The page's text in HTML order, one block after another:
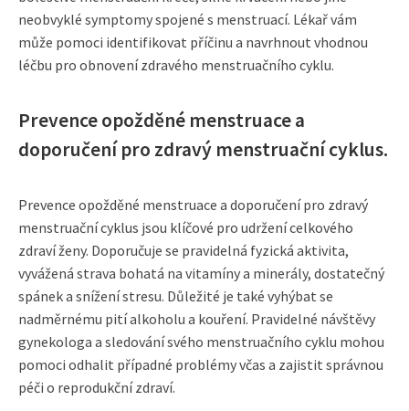
neobvyklé symptomy spojené s menstruací. Lékař vám
může pomoci identifikovat příčinu a navrhnout vhodnou
léčbu pro obnovení zdravého menstruačního cyklu.
Prevence opožděné menstruace a
doporučení pro zdravý menstruační cyklus.
Prevence opožděné menstruace a doporučení pro zdravý
menstruační cyklus jsou klíčové pro udržení celkového
zdraví ženy. Doporučuje se pravidelná fyzická aktivita,
vyvážená strava bohatá na vitamíny a minerály, dostatečný
spánek a snížení stresu. Důležité je také vyhýbat se
nadměrnému pití alkoholu a kouření. Pravidelné návštěvy
gynekologa a sledování svého menstruačního cyklu mohou
pomoci odhalit případné problémy včas a zajistit správnou
péči o reprodukční zdraví.